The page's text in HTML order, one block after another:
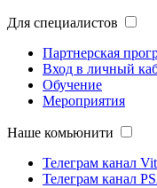
Для специалистов
Партнерская
Вход в личный
Обучение
Мероприятия
Наше комьюнити
Телеграм канал
Телеграм канал